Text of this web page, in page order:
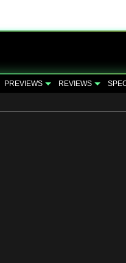
PREVIEWS REVIEWS